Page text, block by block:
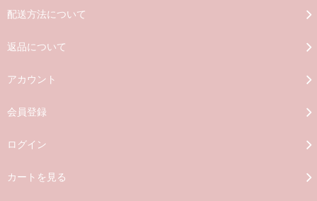
配送方法について
返品について
アカウント
会員登録
ログイン
カートを見る